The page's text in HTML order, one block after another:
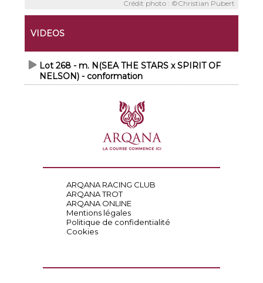
Crédit photo : ©Christian Pubert
VIDEOS
Lot 268 - m. N(SEA THE STARS x SPIRIT OF
NELSON) - conformation
ARQANA RACING CLUB
ARQANA TROT
ARQANA ONLINE
Mentions légales
Politique de confidentialité
Cookies